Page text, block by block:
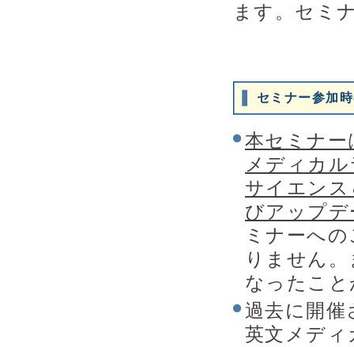
ます。セミ
セミナー参加
本セミナー
メディカ
サイエン
びアップ
ミナーへ
りません
なったこ
過去に開催
英文メデ